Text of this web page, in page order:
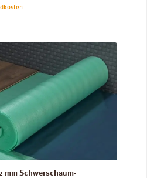
mm Schwerschaum-